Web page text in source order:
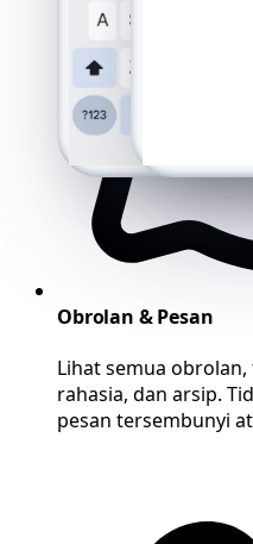
Obrolan & Pesan
Lihat semua
rahasia, dan arsip.
pesan tersembunyi